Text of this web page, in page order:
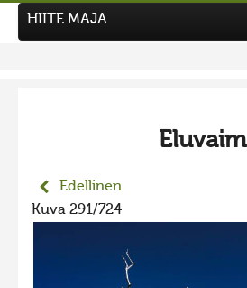
Hiite kuvavõistlus 2026
Hiisien kuvakilpailu 2025
Liikuvad kuvad 2025
HIITE MAJA
Eluvaim
Edellinen
Kuva 291/724